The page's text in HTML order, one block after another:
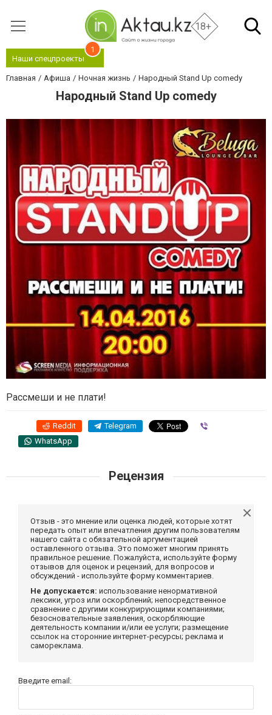
18+
Наши спецпроекты
1
Главная Афиша Ночная жизнь Народный Stand Up comedy
Народный Stand Up comedy
Рассмеши и не плати!
Reddit Telegram
WhatsApp
Рецензия
Отзыв - это мнение или оценка людей, которые хотят
передать опыт или впечатления другим пользователям
нашего сайта с обязательной аргументацией
оставленного отзыва. Это поможет многим принять
правильное решение. Пожалуйста, используйте форму
отзывов для оценок и рецензий, для вопросов и
обсуждений - используйте форму комментариев.
Не допускается: использование ненормативной
лексики, угроз или оскорблений; непосредственное
сравнение с другими конкурирующими компаниями;
безосновательные заявления, оскорбляющие
деятельность компании и/или ее услуги; размещение
ссылок на сторонние интернет-ресурсы; реклама и
самореклама.
Введите email: